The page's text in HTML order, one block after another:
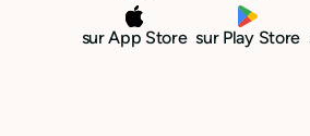
sur App Store sur Play Store